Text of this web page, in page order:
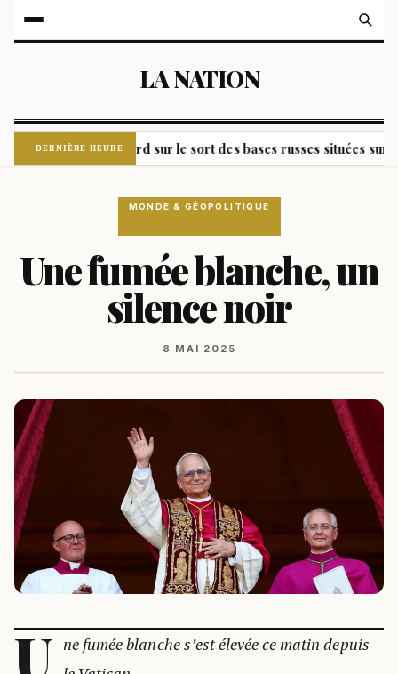
LA NATION
DERNIÈRE HEURE
annonce un accord sur le sort des bases russes situées sur la
MONDE & GÉOPOLITIQUE
Une fumée blanche, un
silence noir
8 MAI 2025
U ne fumée blanche s’est élevée ce matin depuis